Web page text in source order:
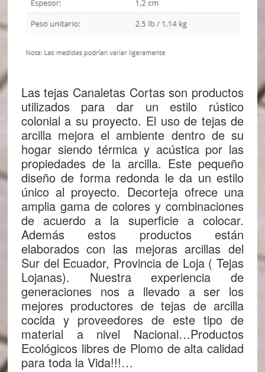
Las tejas Canaletas Cortas son productos
utilizados para dar un estilo rústico
colonial a su proyecto. El uso de tejas de
arcilla mejora el ambiente dentro de su
hogar siendo térmica y acústica por las
propiedades de la arcilla. Este pequeño
diseño de forma redonda le da un estilo
único al proyecto. Decorteja ofrece una
amplia gama de colores y combinaciones
de acuerdo a la superficie a colocar.
Además estos productos están
elaborados con las mejoras arcillas del
Sur del Ecuador, Provincia de Loja ( Tejas
Lojanas). Nuestra experiencia de
generaciones nos a llevado a ser los
mejores productores de tejas de arcilla
cocida y proveedores de este tipo de
material a nivel Nacional…Productos
Ecológicos libres de Plomo de alta calidad
para toda la Vida!!!…